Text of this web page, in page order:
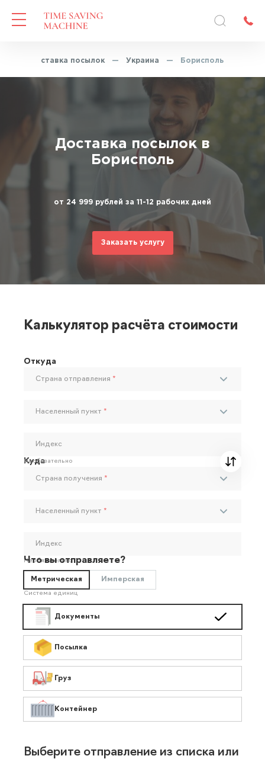
Доставка посылок — Украина — Борисполь
Доставка посылок в
Борисполь
от 24 999 рублей за 11-12 рабочих дней
Заказать услугу
Калькулятор расчёта стоимости
Откуда
Страна отправления *
Населенный пункт *
Индекс
Необязательно
Куда
Страна получения *
Населенный пункт *
Индекс
Необязательно
Что вы отправляете?
Метрическая Имперская
Система единиц
Документы
Посылка
Груз
Контейнер
Выберите отправление из списка или